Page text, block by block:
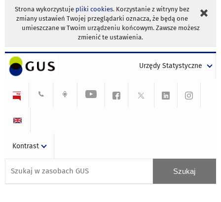
Strona wykorzystuje pliki cookies. Korzystanie z witryny bez
zmiany ustawień Twojej przeglądarki oznacza, że będą one
umieszczane w Twoim urządzeniu końcowym. Zawsze możesz
zmienić te ustawienia.
Urzędy Statystyczne
Kontrast